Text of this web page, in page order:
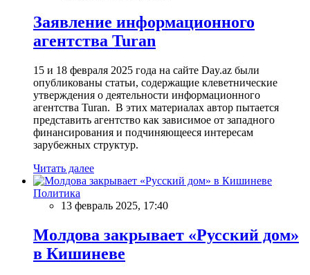
Заявление информационного
агентства Turan
15 и 18 февраля 2025 года на сайте Day.az были
опубликованы статьи, содержащие клеветнические
утверждения о деятельности информационного
агентства Turan. В этих материалах автор пытается
представить агентство как зависимое от западного
финансирования и подчиняющееся интересам
зарубежных структур.
Читать далее
Политика
13 февраль 2025, 17:40
Молдова закрывает «Русский дом»
в Кишиневе